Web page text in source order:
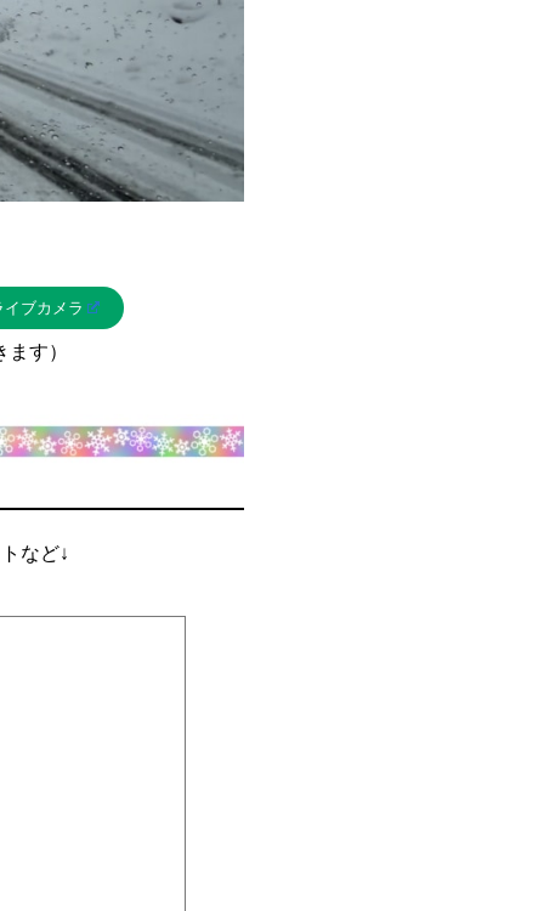
ブカメラ
す）
など↓